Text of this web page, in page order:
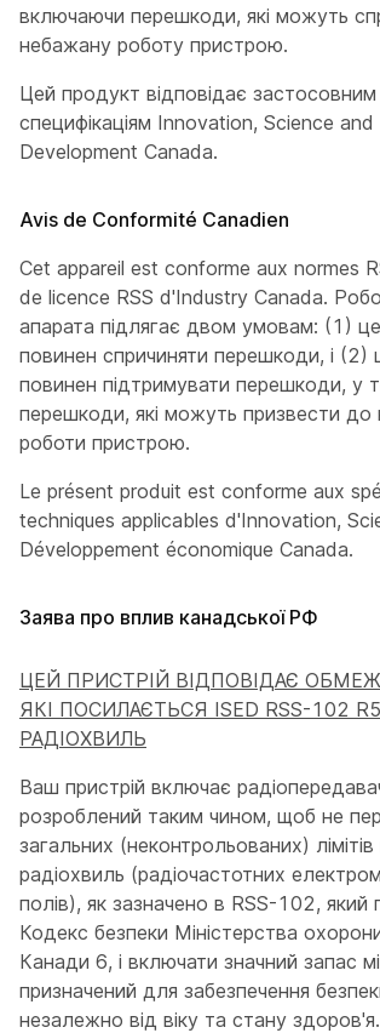
включаючи перешкоди, які можуть
небажану роботу пристрою.
Цей продукт відповідає застосовним
специфікаціям Innovation, Science
Development Canada.
Avis de Conformité Canadien
Cet appareil est conforme aux normes
de licence RSS d'Industry Canada.
апарата підлягає двом умовам: (1)
повинен спричиняти перешкоди, і (2)
повинен підтримувати перешкоди, у
перешкоди, які можуть призвести до
роботи пристрою.
Le présent produit est conforme aux
techniques applicables d'Innovation,
Développement économique Canada.
Заява про вплив канадської РФ
ЦЕЙ ПРИСТРІЙ ВІДПОВІДАЄ
ЯКІ ПОСИЛАЄТЬСЯ ISED RSS-102
РАДІОХВИЛЬ
Ваш пристрій включає
розроблений таким чином, щоб не
загальних (неконтрольованих)
радіохвиль (радіочастотних
полів), як зазначено в RSS-102, який
Кодекс безпеки Міністерства
Канади 6, і включати значний запас
призначений для забезпечення
незалежно від віку та стану здоров'я.